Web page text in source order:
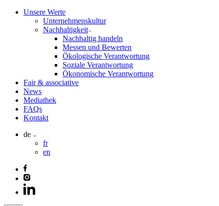
Unsere Werte
Unternehmenskultur
Nachhaltigkeit
Nachhaltig handeln
Messen und Bewerten
Ökologische Verantwortung
Soziale Verantwortung
Ökonomische Verantwortung
Fair & associative
News
Mediathek
FAQs
Kontakt
de
fr
en